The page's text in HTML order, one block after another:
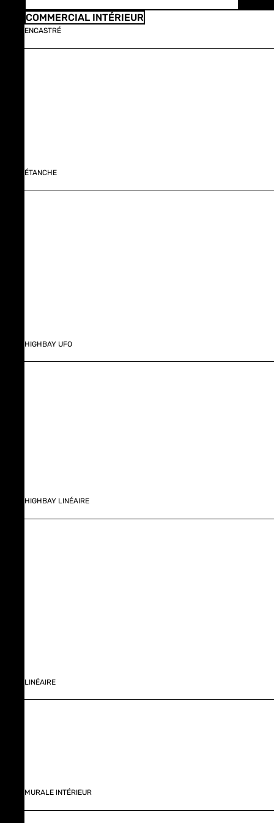
COMMERCIAL INTÉRIEUR
ENCASTRÉ
ÉTANCHE
HIGHBAY UFO
HIGHBAY LINÉAIRE
LINÉAIRE
MURALE INTÉRIEUR